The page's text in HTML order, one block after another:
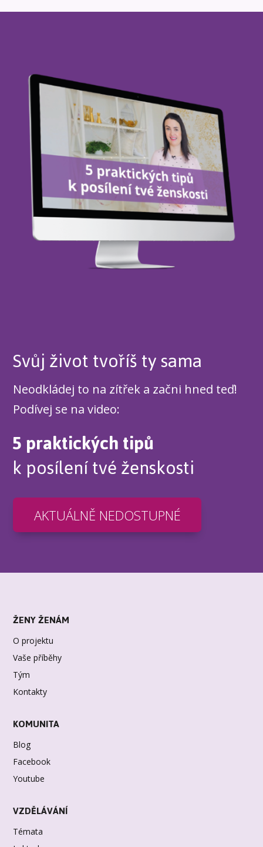
Svůj život tvoříš ty sama
Neodkládej to na zítřek a začni hned teď!
Podívej se na video:
5 praktických tipů
k posílení tvé ženskosti
AKTUÁLNĚ NEDOSTUPNÉ
ŽENY ŽENÁM
O projektu
Vaše příběhy
Tým
Kontakty
KOMUNITA
Blog
Facebook
Youtube
VZDĚLÁVÁNÍ
Témata